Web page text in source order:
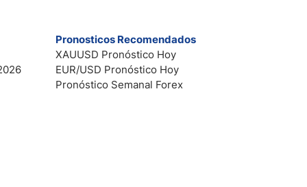
Pronosticos Recomendados
XAUUSD Pronóstico Hoy
EUR/USD Pronóstico Hoy
Pronóstico Semanal Forex